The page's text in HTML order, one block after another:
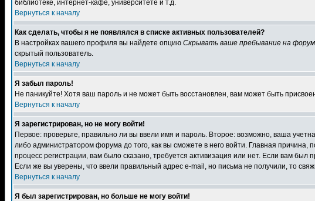
библиотеке, интернет-кафе, университете и т.д.
Вернуться к началу
Как сделать, чтобы я не появлялся в списке активных пользователей?
В настройках вашего профиля вы найдете опцию Скрывать ваше пребывание на
скрытый пользователь.
Вернуться к началу
Я забыл пароль!
Не паникуйте! Хотя ваш пароль и не может быть восстановлен, вам может быть
Вернуться к началу
Я зарегистрирован, но не могу войти!
Первое: проверьте, правильно ли вы ввели имя и пароль. Второе: возможно, ваша
либо администратором форума до того, как вы сможете в него войти. Главная
процесс регистрации, вам было сказано, требуется активизация или нет. Если вам
Если же вы уверены, что ввели правильный адрес e-mail, но письма не получили, то
Вернуться к началу
Я был зарегистрирован, но больше не могу войти!